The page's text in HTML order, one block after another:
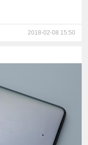
2018-02-08 15:50